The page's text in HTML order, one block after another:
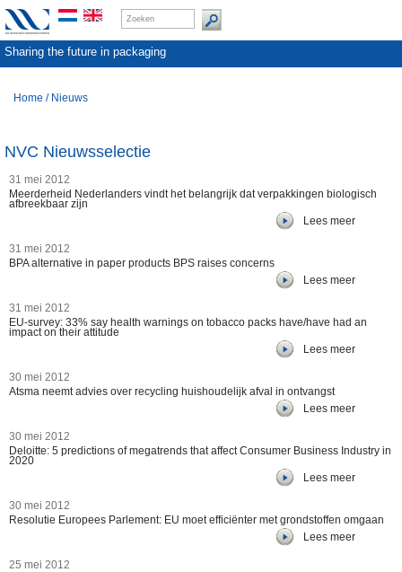
Sharing the future in packaging
Home / Nieuws
NVC Nieuwsselectie
31 mei 2012
Meerderheid Nederlanders vindt het belangrijk dat verpakkingen biologisch
afbreekbaar zijn
Lees meer
31 mei 2012
BPA alternative in paper products BPS raises concerns
Lees meer
31 mei 2012
EU-survey: 33% say health warnings on tobacco packs have/have had an
impact on their attitude
Lees meer
30 mei 2012
Atsma neemt advies over recycling huishoudelijk afval in ontvangst
Lees meer
30 mei 2012
Deloitte: 5 predictions of megatrends that affect Consumer Business Industry in
2020
Lees meer
30 mei 2012
Resolutie Europees Parlement: EU moet efficiënter met grondstoffen omgaan
Lees meer
25 mei 2012